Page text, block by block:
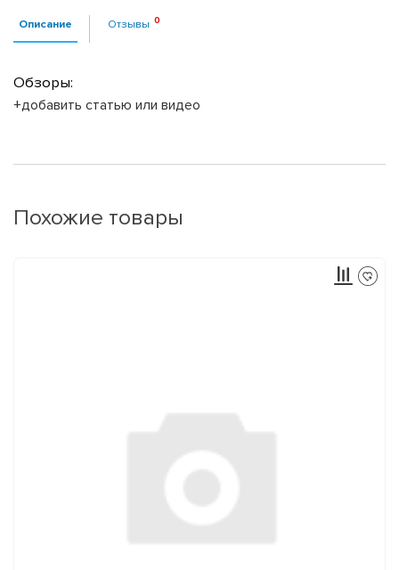
Описание Отзывы
Обзоры:
+добавить статью или видео
Похожие товары